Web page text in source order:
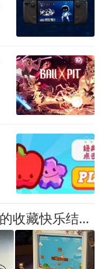
游戏没有光盘了？一代人的收藏快乐结束了